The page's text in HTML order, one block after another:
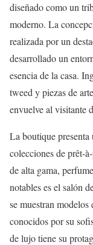
diseñado como un
moderno. La
realizada por un
desarrollado un
esencia de la casa.
tweed y piezas de
envuelve al visitante
La boutique presenta
colecciones de prêt-
de alta gama,
notables es el salón
se muestran
conocidos por su
de lujo tiene su